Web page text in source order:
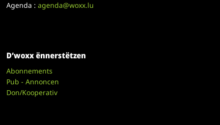
Agenda :agenda@woxx.lu
D’woxx ënnerstëtzen
Abonnements
Pub - Annoncen
Don/Kooperativ